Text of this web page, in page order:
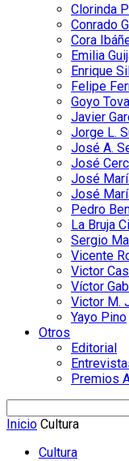
Clorinda
Conrado
Cora
Emilia
Enrique
Felipe
Goyo
Javier
Jorge L.
José A.
José
José
José
Pedro
La Bruja
Sergio
Vicente
Victor
Víctor
Victor M.
Yayo Pino
Otros
Editorial
Premios
Inicio Cultura
Cultura